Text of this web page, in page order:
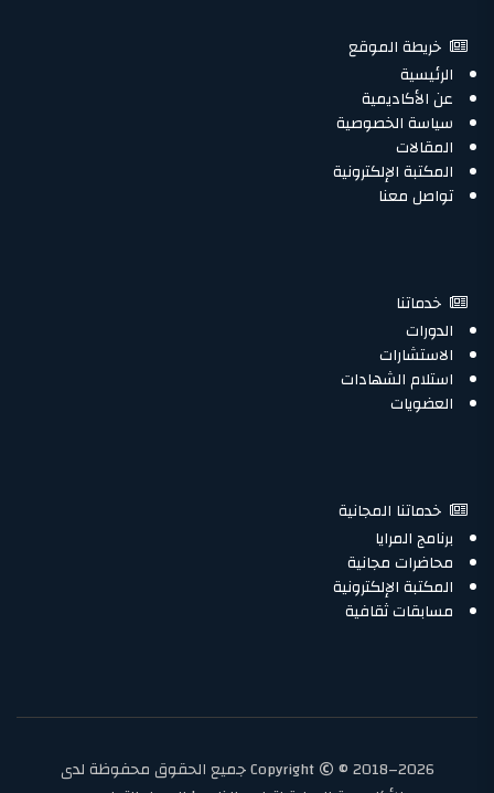
خريطة الموقع
الرئيسية
عن الأكاديمية
سياسة الخصوصية
المقالات
المكتبة الإلكترونية
تواصل معنا
خدماتنا
الدورات
الاستشارات
استلام الشهادات
العضويات
خدماتنا المجانية
برنامج المرايا
محاضرات مجانية
المكتبة الإلكترونية
مسابقات ثقافية
Copyright© 2018–2026 جميع الحقوق محفوظة لدى